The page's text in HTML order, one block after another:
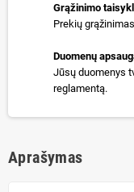
Grąžinimo
Prekių
Duomenų
Jūsų duomenys
reglamentą.
Aprašymas